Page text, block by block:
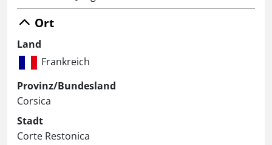
Ort
Land
Frankreich
Provinz/Bundesland
Corsica
Stadt
Corte Restonica